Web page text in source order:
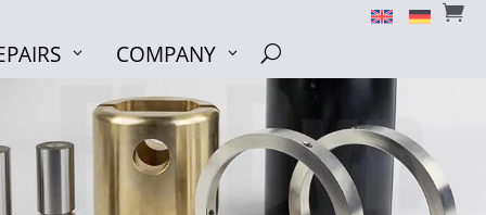

COMPANY U

COMPANY U